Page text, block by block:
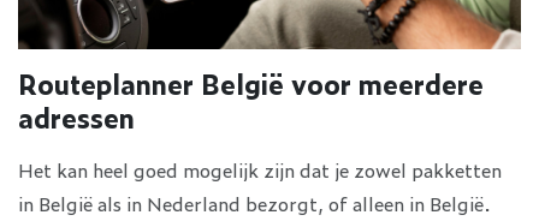
Routeplanner België voor meerdere
adressen
Het kan heel goed mogelijk zijn dat je zowel pakketten
in België als in Nederland bezorgt, of alleen in België.